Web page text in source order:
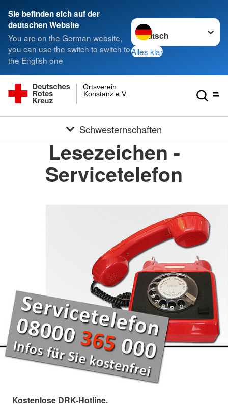
Sie befinden sich auf der
deutschen Website
You are on the German website,
you can use the switch to switch to
the English one
Sprache wechseln zu
Alles klar
Konstanz e.V.
Ortsverein
Schwesternschaften
Lesezeichen -
Servicetelefon
Kostenlose DRK-Hotline.